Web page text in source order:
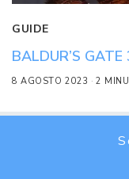
GUIDE
BALDUR’S
8 AGOSTO 2023 2